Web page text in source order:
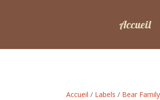
Accueil
Accueil / Labels / Bear